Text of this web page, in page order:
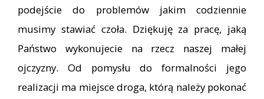
podejście do problemów jakim codziennie
musimy stawiać czoła. Dziękuję za pracę, jaką
Państwo wykonujecie na rzecz naszej małej
ojczyzny. Od pomysłu do formalności jego
realizacji ma miejsce droga, którą należy pokonać